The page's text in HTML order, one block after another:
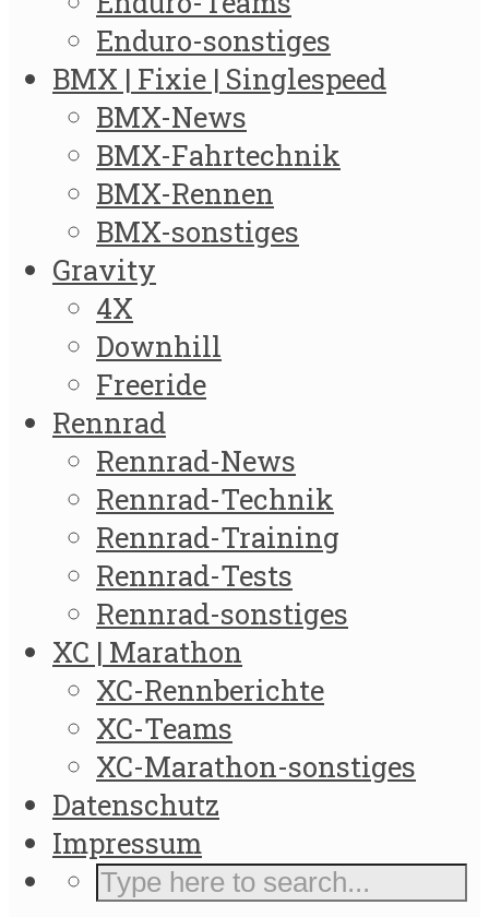
Enduro-sonstiges
BMX | Fixie | Singlespeed
BMX-News
BMX-Fahrtechnik
BMX-Rennen
BMX-sonstiges
Gravity
4X
Downhill
Freeride
Rennrad
Rennrad-News
Rennrad-Technik
Rennrad-Training
Rennrad-Tests
Rennrad-sonstiges
XC | Marathon
XC-Rennberichte
XC-Teams
XC-Marathon-sonstiges
Datenschutz
Impressum